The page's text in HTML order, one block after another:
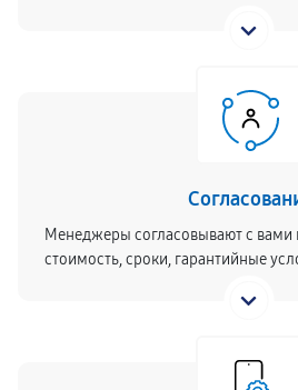
Менеджеры согласовывают с вами
стоимость, сроки, гарантийные